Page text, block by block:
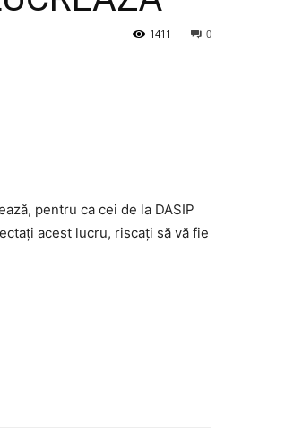
0
1411
pentru ca cei de la DASIP
acest lucru, riscați să vă fie